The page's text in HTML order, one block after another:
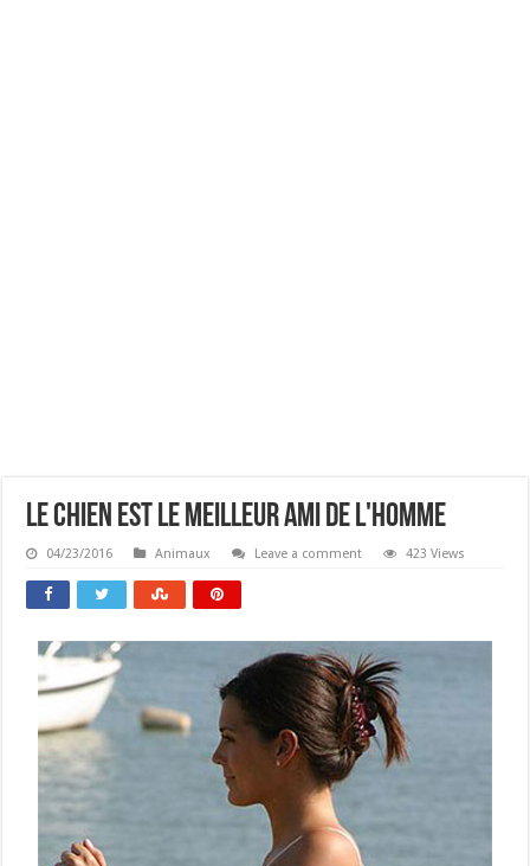
Le Chien Est Le Meilleur Ami De L'homme
04/23/2016 Animaux Leave a comment 423 Views